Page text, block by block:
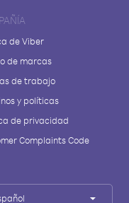
de Viber
de marcas
de trabajo
y políticas
de privacidad
Complaints Code